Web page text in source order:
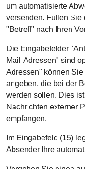
um automatisierte
versenden. Füllen Sie
"Betreff" nach Ihren
Die Eingabefelder
Mail-Adressen" sind
Adressen" können
angeben, die bei der
werden sollen. Dies
Nachrichten externer
empfangen.
Im Eingabefeld (15)
Absender Ihre